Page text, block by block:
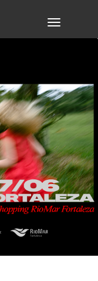
TOGGLE